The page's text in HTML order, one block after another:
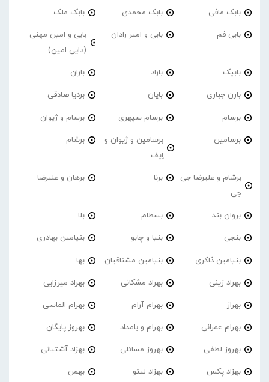
بابک مافی بابک محمدی بابک ملک
بابی فم بابی و امیر رادان
بابی و امین مهنی
(دایی امین)
بابیک باراد باران
بارن جباری بایان بردیا صادقی
برسام برسام سپهری برسام و ژیوان
برسامین
برسامین و ژیوان و
اِیف
برشام
برشام و علیرضا جی
جی
برنا برهان و علیرضا
بروان بند بسطام بلا
بنجی بنیا و چابو بنیامین بهادری
بنیامین ذاکری بنیامین مشتاقیان بها
بهراد زینی بهراد مشکانی بهراد میرزایی
بهراز بهرام آرام بهرام الماسی
بهرام عمرانی بهرام و بامداد بهروز پایگان
بهروز لطفی بهروز مسائلی بهزاد آشتیانی
بهزاد پکس بهزاد لیتو بهمن